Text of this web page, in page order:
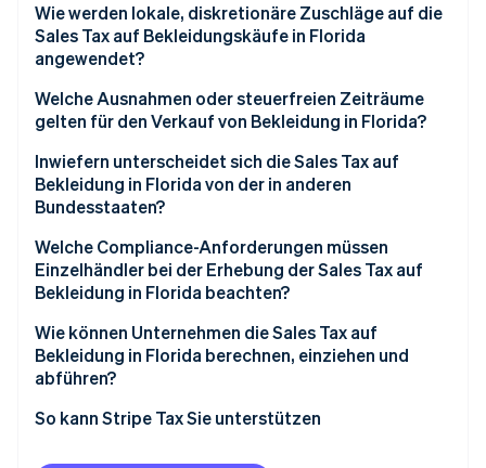
Wie werden lokale, diskretionäre Zuschläge auf die
Sales Tax auf Bekleidungskäufe in Florida
angewendet?
Welche Ausnahmen oder steuerfreien Zeiträume
gelten für den Verkauf von Bekleidung in Florida?
Inwiefern unterscheidet sich die Sales Tax auf
Bekleidung in Florida von der in anderen
Bundesstaaten?
Welche Compliance-Anforderungen müssen
Einzelhändler bei der Erhebung der Sales Tax auf
Bekleidung in Florida beachten?
Wie können Unternehmen die Sales Tax auf
Bekleidung in Florida berechnen, einziehen und
abführen?
So kann Stripe Tax Sie unterstützen